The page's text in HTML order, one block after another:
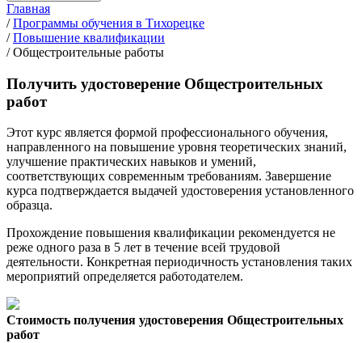
Главная
/Программы обучения в Тихорецке
/Повышение квалификации
/Общестроительные работы
Получить удостоверение Общестроительных
работ
Этот курс является формой профессионального обучения,
направленного на повышение уровня теоретических знаний,
улучшение практических навыков и умений,
соответствующих современным требованиям. Завершение
курса подтверждается выдачей удостоверения установленного
образца.
Прохождение повышения квалификации рекомендуется не
реже одного раза в 5 лет в течение всей трудовой
деятельности. Конкретная периодичность установления таких
мероприятий определяется работодателем.
Стоимость получения удостоверения Общестроительных
работ